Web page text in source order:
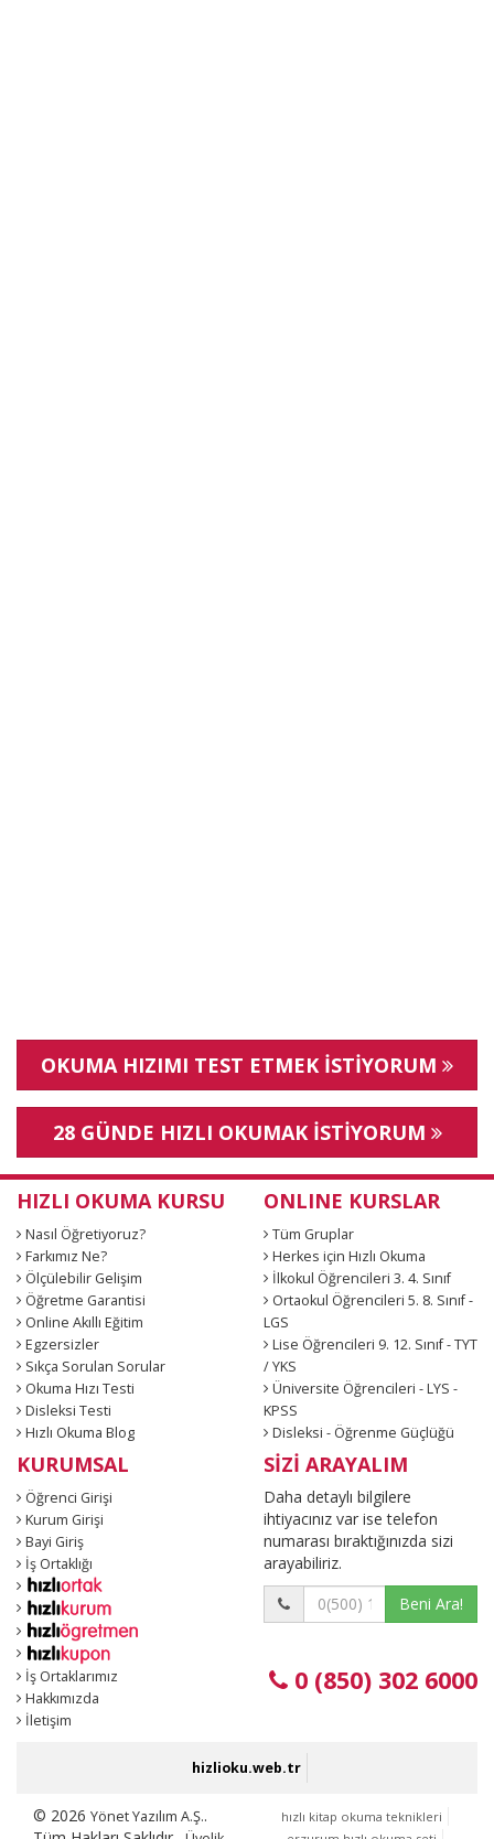
OKUMA HIZIMI TEST ETMEK İSTİYORUM
28 GÜNDE HIZLI OKUMAK İSTİYORUM
HIZLI OKUMA KURSU
Nasıl Öğretiyoruz?
Farkımız Ne?
Ölçülebilir Gelişim
Öğretme Garantisi
Online Akıllı Eğitim
Egzersizler
Sıkça Sorulan Sorular
Okuma Hızı Testi
Disleksi Testi
Hızlı Okuma Blog
ONLINE KURSLAR
Tüm Gruplar
Herkes için Hızlı Okuma
İlkokul Öğrencileri 3. 4. Sınıf
Ortaokul Öğrencileri 5. 8. Sınıf -
LGS
Lise Öğrencileri 9. 12. Sınıf - TYT
/ YKS
Üniversite Öğrencileri - LYS -
KPSS
Disleksi - Öğrenme Güçlüğü
KURUMSAL
Öğrenci Girişi
Kurum Girişi
Bayi Giriş
İş Ortaklığı
İş Ortaklarımız
Hakkımızda
İletişim
SİZİ ARAYALIM
Daha detaylı bilgilere
ihtiyacınız var ise telefon
numarası bıraktığınızda sizi
arayabiliriz.
Beni Ara!
0 (850) 302 6000
hizlioku.web.tr
© 2026 Yönet Yazılım A.Ş..
hızlı kitap okuma teknikleri